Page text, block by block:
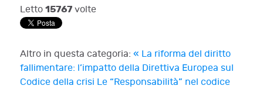
Letto 15767 volte
Altro in questa categoria: « La riforma del diritto
fallimentare: l’impatto della Direttiva Europea sul
Codice della crisi Le “Responsabilità” nel codice